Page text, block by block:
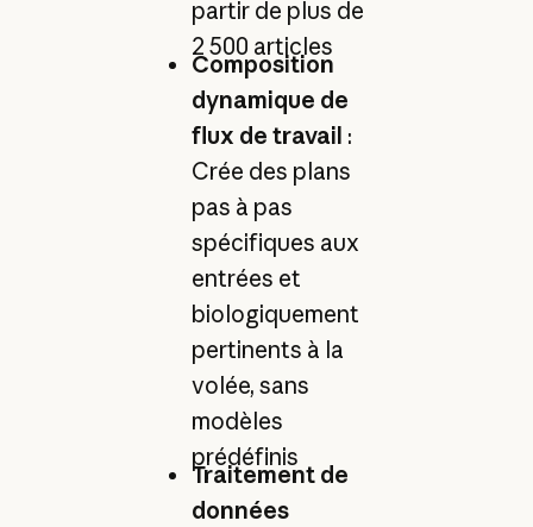
partir de plus de
2 500 articles
Composition
dynamique de
flux de travail :
Crée des plans
pas à pas
spécifiques aux
entrées et
biologiquement
pertinents à la
volée, sans
modèles
prédéfinis
Traitement de
données